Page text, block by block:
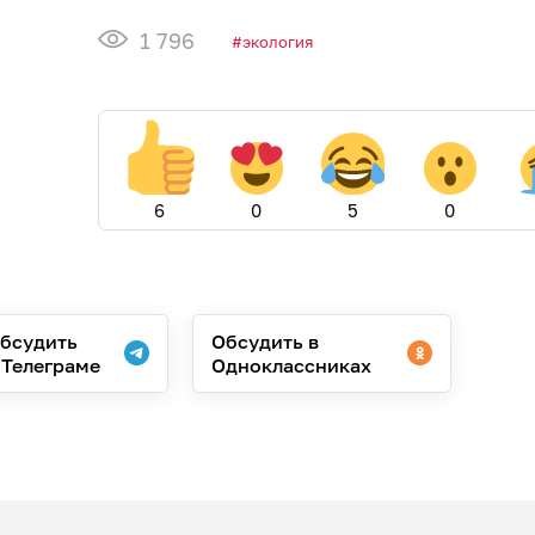
1 796
экология
6 0 5 0
Обсудить в
Одноклассниках